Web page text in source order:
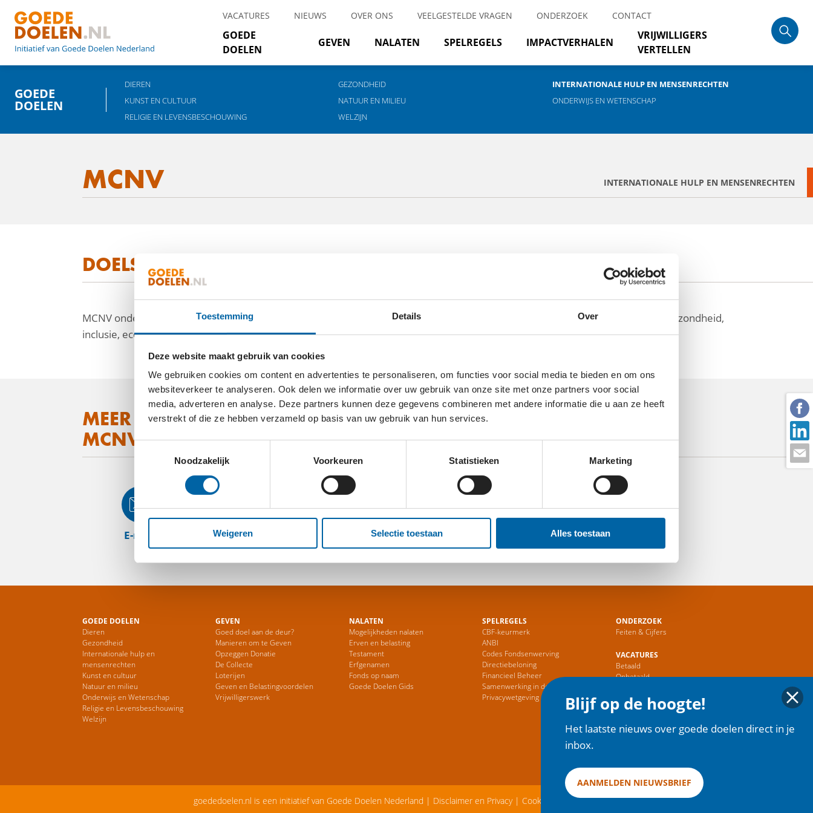
Toestemming Details Over
Deze website maakt gebruik van cookies
We gebruiken cookies om content en advertenties te personaliseren, om functies voor social media te bieden en om ons
websiteverkeer te analyseren. Ook delen we informatie over uw gebruik van onze site met onze partners voor social
media, adverteren en analyse. Deze partners kunnen deze gegevens combineren met andere informatie die u aan ze heeft
verstrekt of die ze hebben verzameld op basis van uw gebruik van hun services.
Toestemmingsselectie
Noodzakelijk
Voorkeuren Statistieken Marketing
Weigeren Selectie toestaan Alles toestaan
VACATURES NIEUWS OVER ONS VEELGESTELDE VRAGEN ONDERZOEK CONTACT
GOEDE
DOELEN
GEVEN NALATEN SPELREGELS IMPACTVERHALEN
VRIJWILLIGERS
VERTELLEN
GOEDE
DOELEN
DIEREN GEZONDHEID
INTERNATIONALE HULP EN MENSENRECHTEN
KUNST EN CULTUUR
NATUUR EN MILIEU
ONDERWIJS EN WETENSCHAP
RELIGIE EN LEVENSBESCHOUWING
WELZIJN
MCNV INTERNATIONALE HULP EN MENSENRECHTEN
DOELSTELLING
MCNV ondersteunt achtergestelde groepen die minder kansen of toegang tot middelen/diensten hebben op het gebied van gezondheid,
inclusie, economische ontwikkeling en in relatie tot hun leefomgeving in Zuid-Oost Azië.
MEER WETEN OVER
MCNV?
E-mail
Blijf op de hoogte!
Het laatste nieuws over goede doelen direct in je
inbox.
AANMELDEN NIEUWSBRIEF
GOEDE DOELEN
Dieren
Gezondheid
Internationale hulp en
mensenrechten
Kunst en cultuur
Natuur en milieu
Onderwijs en Wetenschap
Religie en Levensbeschouwing
Welzijn
GEVEN
Goed doel aan de deur?
Manieren om te Geven
Opzeggen Donatie
De Collecte
Loterijen
Geven en Belastingvoordelen
Vrijwilligerswerk
NALATEN
Mogelijkheden nalaten
Erven en belasting
Testament
Erfgenamen
Fonds op naam
Goede Doelen Gids
SPELREGELS
CBF-keurmerk
ANBI
Codes Fondsenwerving
Directiebeloning
Financieel Beheer
Samenwerking in de Sector
Privacywetgeving
ONDERZOEK
Feiten & Cijfers
VACATURES
Betaald
Onbetaald
HOME
goededoelen.nl is een initiatief van Goede Doelen Nederland | Disclaimer en Privacy| Cookies | Copyright 2025
facebook